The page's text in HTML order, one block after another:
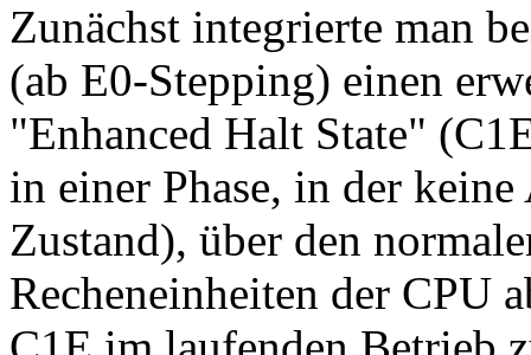
Zunächst integrierte man
(ab E0-Stepping) einen
"Enhanced Halt State"
in einer Phase, in der
Zustand), über den
Recheneinheiten der CPU